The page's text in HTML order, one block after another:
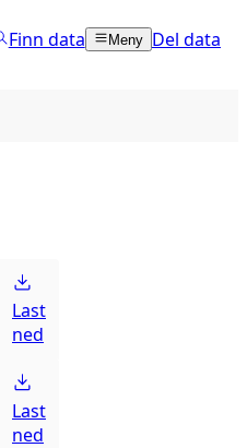
Finn data Meny Del data
Last
ned
Last
ned